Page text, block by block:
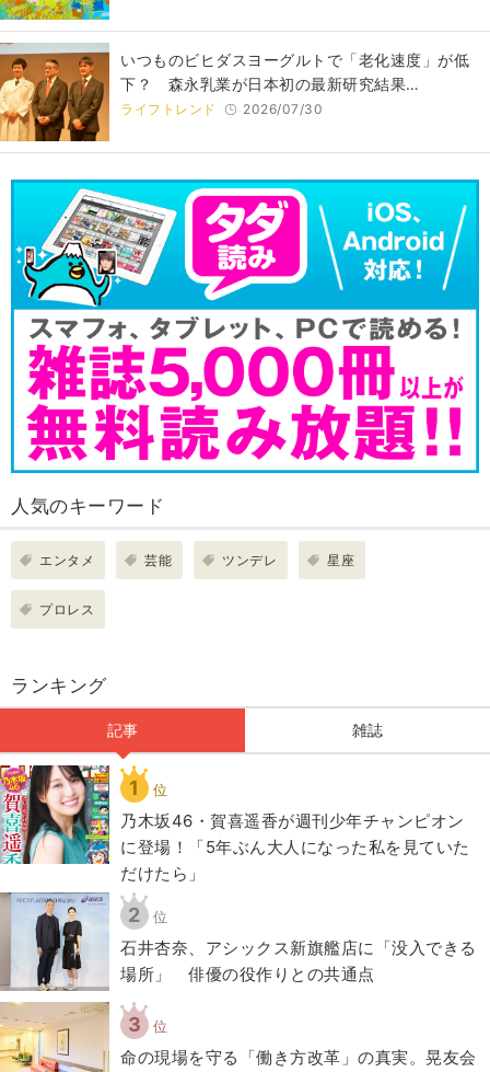
いつものビヒダスヨーグルトで「老化速度」が低
下？ 森永乳業が日本初の最新研究結果…
ライフトレンド 2026/07/30
人気のキーワード
エンタメ 芸能 ツンデレ 星座
プロレス
ランキング
記事 雑誌
1 位
乃木坂46・賀喜遥香が週刊少年チャンピオン
に登場！「5年ぶん大人になった私を見ていた
だけたら」
2 位
石井杏奈、アシックス新旗艦店に「没入できる
場所」 俳優の役作りとの共通点
3 位
​命の現場を守る「働き方改革」の真実。晃友会